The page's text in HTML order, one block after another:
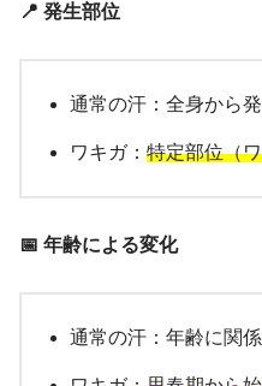
📍 発生部位
通常の汗：全身から
ワキガ： 特定部位（
📅 年齢による変化
通常の汗：年齢に関